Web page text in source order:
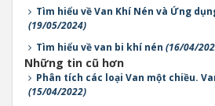
Tìm hiểu về Van Khí Nén và Ứng
(19/05/2024)
Tìm hiểu về van bi khí nén (16/04/
Những tin cũ hơn
Phân tích các loại Van một chiều.
(15/04/2022)